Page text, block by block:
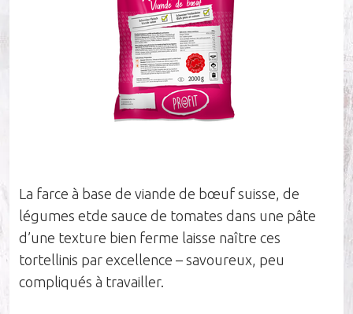
Société
Carrières
Équipe de vente
La farce à base de viande de bœuf suisse, de
légumes etde sauce de tomates dans une pâte
d’une texture bien ferme laisse naître ces
tortellinis par excellence – savoureux, peu
compliqués à travailler.